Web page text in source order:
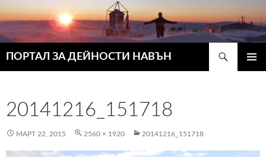
ПОРТАЛ ЗА ДЕЙНОСТИ НАВЪН
20141216_151718
МАРТ 22, 2015 2560 × 1920 20141216_151718